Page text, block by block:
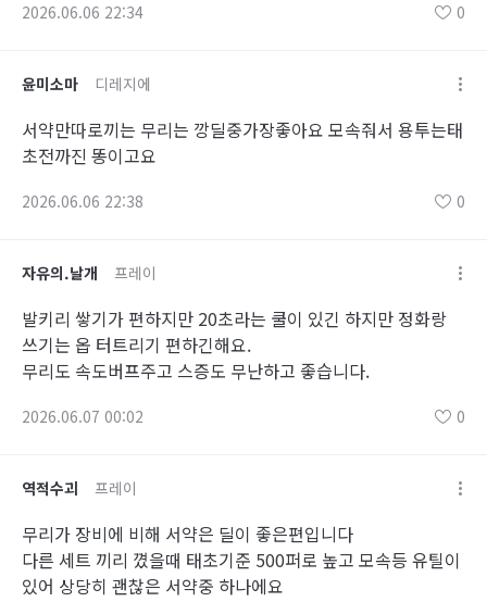
2026.06.06 22:34 0
윤미소마 디레지에
서약만따로끼는 무리는 깡딜중가장좋아요 모속줘서 용투는태
초전까진 똥이고요
2026.06.06 22:38 0
자유의.날개 프레이
발키리 쌓기가 편하지만 20초라는 쿨이 있긴 하지만 정화랑
쓰기는 옵 터트리기 편하긴해요.
무리도 속도버프주고 스증도 무난하고 좋습니다.
2026.06.07 00:02 0
역적수괴 프레이
무리가 장비에 비해 서약은 딜이 좋은편입니다
다른 세트 끼리 꼈을때 태초기준 500퍼로 높고 모속등 유틸이
있어 상당히 괜찮은 서약중 하나에요